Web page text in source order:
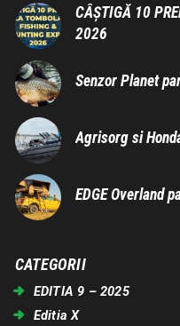
CÂȘTIGĂ 10
2026
Senzor Planet
Agrisorg si
EDGE Overland
CATEGORII
EDITIA 9 – 2025
Editia X